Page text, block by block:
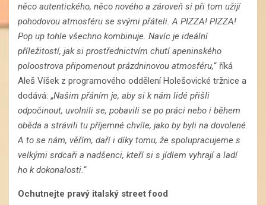
něco autentického, něco nového a zároveň si při tom užijí
pohodovou atmosféru se svými přáteli. A PIZZA! PIZZA!
Pop up tohle všechno kombinuje. Navíc je ideální
příležitostí, jak si prostřednictvím chutí apeninského
poloostrova připomenout prázdninovou atmosféru,“ říká
Aleš Víšek z programového oddělení Holešovické tržnice a
dodává: „Našim přáním je, aby si k nám lidé přišli
odpočinout, uvolnili se, pobavili se po práci nebo i během
oběda a strávili tu příjemné chvíle, jako by byli na dovolené.
A to se nám, věřím, daří i díky tomu, že spolupracujeme s
velkými srdcaři a nadšenci, kteří si s jídlem vyhrají a ladí
ho k dokonalosti.“
Ochutnejte pravý italský street food